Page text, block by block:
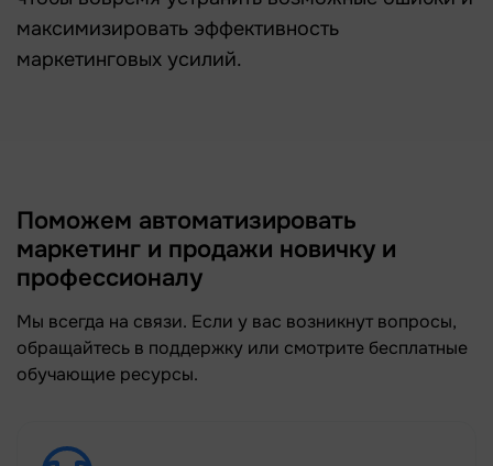
максимизировать эффективность
маркетинговых усилий.
Поможем автоматизировать
маркетинг и продажи новичку и
профессионалу
Мы всегда на связи. Если у вас возникнут вопросы,
обращайтесь в поддержку или смотрите бесплатные
обучающие ресурсы.